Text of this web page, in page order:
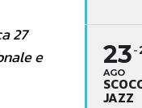
27
e
23
AGO
JAZZ